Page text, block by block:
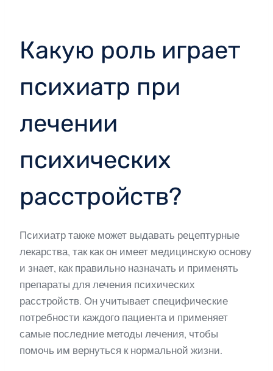
Какую роль играет
психиатр при
лечении
психических
расстройств?
Психиатр также может выдавать рецептурные
лекарства, так как он имеет медицинскую основу
и знает, как правильно назначать и применять
препараты для лечения психических
расстройств. Он учитывает специфические
потребности каждого пациента и применяет
самые последние методы лечения, чтобы
помочь им вернуться к нормальной жизни.